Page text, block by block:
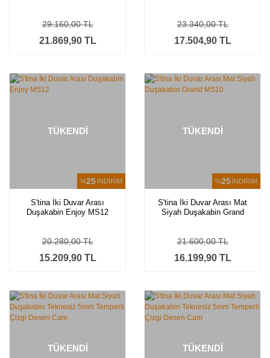
21.869,90 TL
29.160,00 TL
17.504,90 TL
23.340,00 TL
%25 İNDİRİM
TÜKENDİ
S'tina İki Duvar Arası
Duşakabin Enjoy MS12
15.209,90 TL
20.280,00 TL
%25 İNDİRİM
TÜKENDİ
S'tina İki Duvar Arası Mat
Siyah Duşakabin Grand
16.199,90 TL
21.600,00 TL
TÜKENDİ TÜKENDİ